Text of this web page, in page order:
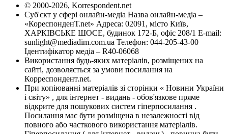
© 2000-2026, Korrespondent.net
Суб'єкт у сфері онлайн-медіа Назва онлайн-медіа –
«КореспонденТ.net» Адреса: 02091, місто Київ,
ХАРКІВСЬКЕ ШОСЕ, будинок 172-Б, офіс 208/1 E-mail:
sunlight@mediadim.com.ua Телефон: 044-205-43-00
Ідентифікатор медіа – R40-06068
Використання будь-яких матеріалів, розміщених на
сайті, дозволяється за умови посилання на
Корреспондент.net.
При копіюванні матеріалів зі сторінки « Новини України
і світу» , для інтернет - видань - обов'язкове пряме
відкрите для пошукових систем гіперпосилання .
Посилання має бути розміщена в незалежності від
повного або часткового використання матеріалів.